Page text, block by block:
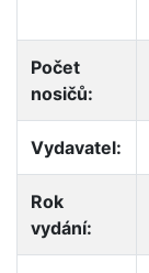
Počet
nosičů:
Vydavatel:
Rok
vydání: